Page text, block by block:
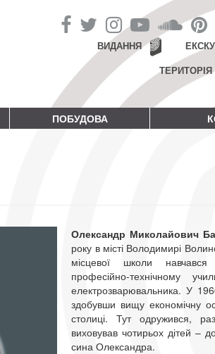
ВИДАННЯ
ТЕРИТОРІЯ
ПОБУДОВА
Олександр Миколайович
року в місті Володимирі
місцевої школи
професійно-технічному
електрозварювальника. У
здобувши вищу економічну
столиці. Тут одружився,
виховував чотирьох дітей –
сина Олександра.